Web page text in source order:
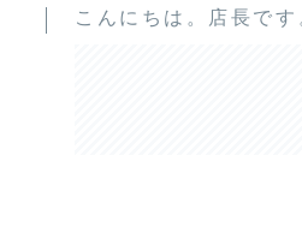
こんにちは。店長で